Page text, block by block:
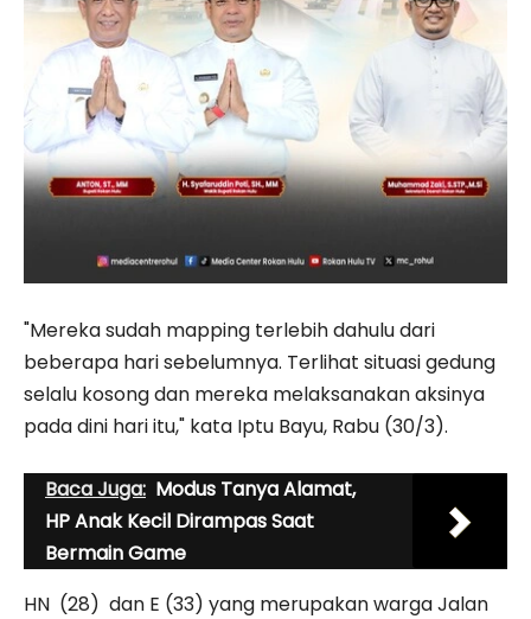
"Mereka sudah mapping terlebih dahulu dari
beberapa hari sebelumnya. Terlihat situasi gedung
selalu kosong dan mereka melaksanakan aksinya
pada dini hari itu," kata Iptu Bayu, Rabu (30/3).
Baca Juga: Modus Tanya Alamat,
HP Anak Kecil Dirampas Saat
Bermain Game
HN (28) dan E (33) yang me­rupakan warga Jalan